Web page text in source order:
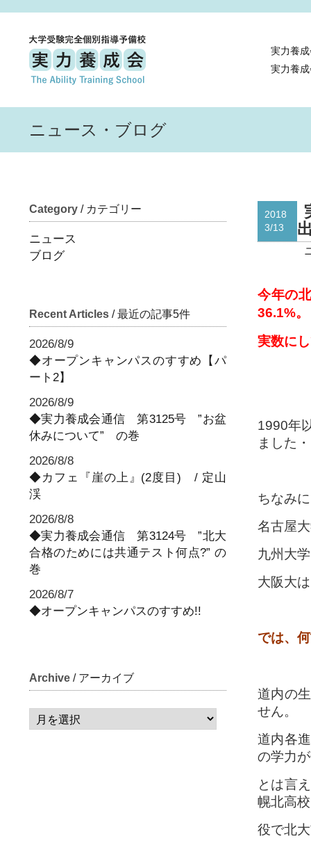
実力養
実力養
ニュース・ブログ
Category / カテゴリー
ニュース
ブログ
Recent Articles / 最近の記事5件
2026/8/9
◆オープンキャンパスのすすめ【パ
ート2】
2026/8/9
◆実力養成会通信 第3125号 ”お盆
休みについて” の巻
2026/8/8
◆カフェ『崖の上』(2度目) / 定山
渓
2026/8/8
◆実力養成会通信 第3124号 ”北大
合格のためには共通テスト何点?” の
巻
2026/8/7
◆オープンキャンパスのすすめ!!
Archive / アーカイブ
2018
3/13
今年の
36.1%。
実数に
1990年
ました
ちなみ
名古屋
九州大
大阪大
では、
道内の
せん。
道内各
の学力
とは言
幌北高
役で北